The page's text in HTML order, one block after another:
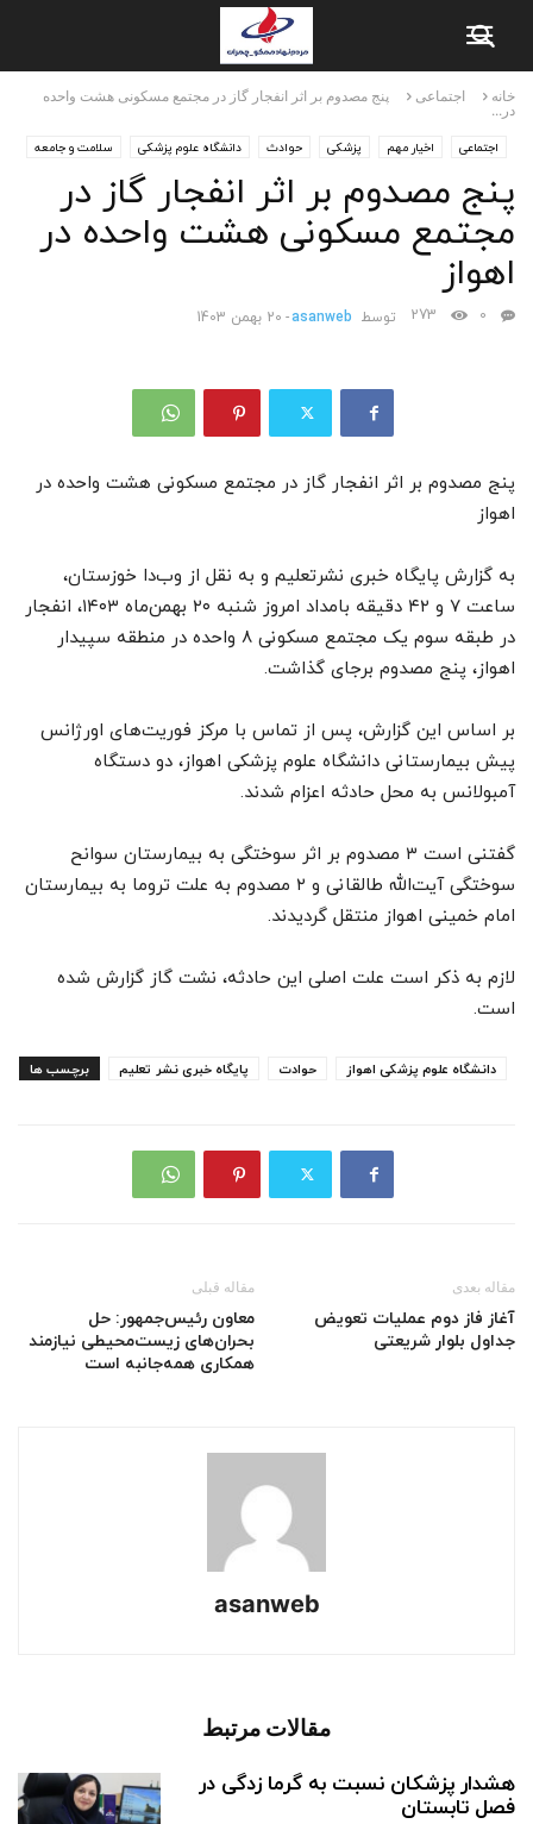
خانه اجتماعی
پنج مصدوم بر اثر انفجار گاز در مجتمع مسکونی هشت واحده
در...
اجتماعی اخیار مهم پزشکی حوادث دانشگاه علوم پزشکی
سلامت و جامعه
علمی و پژوهشی
پنج مصدوم بر اثر انفجار گاز در
مجتمع مسکونی هشت واحده در
اهواز
توسط asanweb
- 20 بهمن 1403 0
273
پنج مصدوم بر اثر انفجار گاز در مجتمع مسکونی هشت واحده در
اهواز
به گزارش پایگاه خبری نشرتعلیم و به نقل از وب‌دا خوزستان،
ساعت ۷ و ۴۲ دقیقه بامداد امروز شنبه ۲۰ بهمن‌ماه ۱۴۰۳، انفجار
در طبقه سوم یک مجتمع مسکونی ۸ واحده در منطقه سپیدار
اهواز، پنج مصدوم برجای گذاشت.
بر اساس این گزارش، پس از تماس با مرکز فوریت‌های اورژانس
پیش بیمارستانی دانشگاه علوم پزشکی اهواز، دو دستگاه
آمبولانس به محل حادثه اعزام شدند.
گفتنی است ۳ مصدوم بر اثر سوختگی به بیمارستان سوانح
سوختگی آیت‌الله طالقانی و ۲ مصدوم به علت تروما به بیمارستان
امام خمینی اهواز منتقل گردیدند.
لازم به ذکر است علت اصلی این حادثه، نشت گاز گزارش شده
است.
برچسب ها پایگاه خبری نشر تعلیم حوادت دانشگاه علوم پزشکی اهواز
مقاله قبلی
معاون رئیس‌جمهور: حل
بحران‌های زیست‌محیطی نیازمند
همکاری همه‌جانبه است
مقاله بعدی
آغاز فاز دوم عملیات تعویض
جداول بلوار شریعتی
asanweb
مقالات مرتبط
هشدار پزشکان نسبت به گرما زدگی در
فصل تابستان